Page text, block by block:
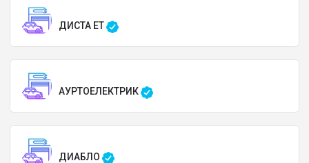
ДИСТА ЕТ
АУРТОЕЛЕКТРИК
ДИАБЛО